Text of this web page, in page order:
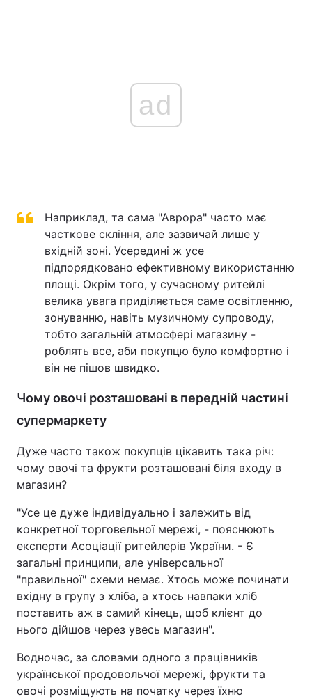
ad
Наприклад, та сама "Аврора" часто має
часткове скління, але зазвичай лише у
вхідній зоні. Усередині ж усе
підпорядковано ефективному використанню
площі. Окрім того, у сучасному ритейлі
велика увага приділяється саме освітленню,
зонуванню, навіть музичному супроводу,
тобто загальній атмосфері магазину -
роблять все, аби покупцю було комфортно і
він не пішов швидко.
Чому овочі розташовані в передній частині
супермаркету
Дуже часто також покупців цікавить така річ:
чому овочі та фрукти розташовані біля входу в
магазин?
"Усе це дуже індивідуально і залежить від
конкретної торговельної мережі, - пояснюють
експерти Асоціації ритейлерів України. - Є
загальні принципи, але універсальної
"правильної" схеми немає. Хтось може починати
вхідну в групу з хліба, а хтось навпаки хліб
поставить аж в самий кінець, щоб клієнт до
нього дійшов через увесь магазин".
Водночас, за словами одного з працівників
української продовольчої мережі, фрукти та
овочі розміщують на початку через їхню